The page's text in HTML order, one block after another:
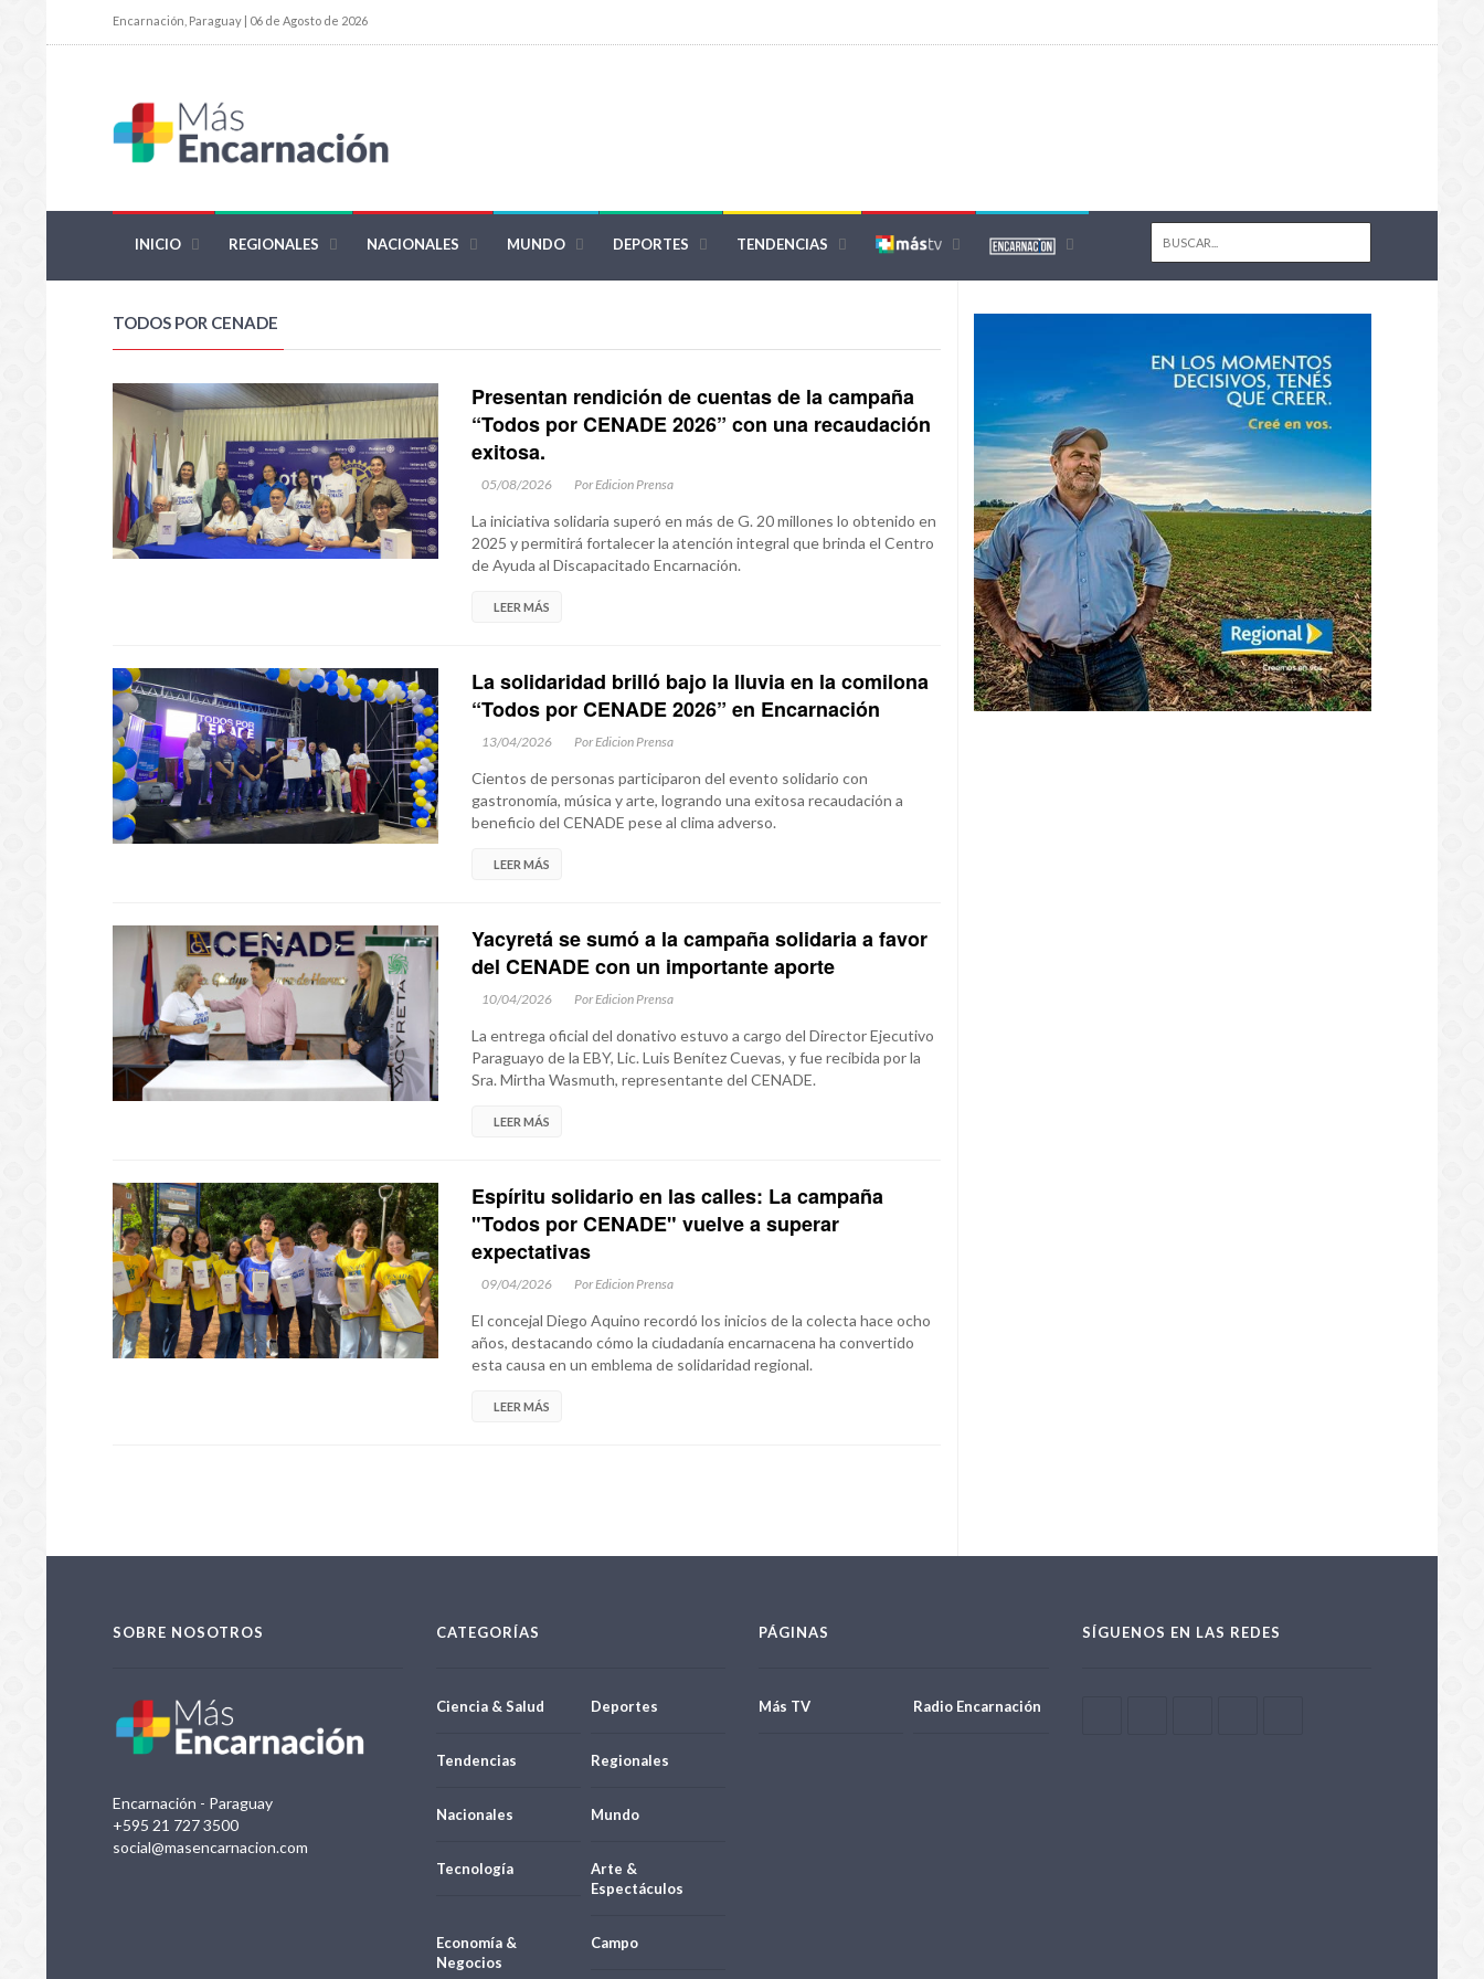
Encarnación, Paraguay | 06 de Agosto de 2026
INICIO REGIONALES NACIONALES MUNDO DEPORTES TENDENCIAS
TODOS POR CENADE
Presentan rendición de cuentas de la campaña
“Todos por CENADE 2026” con una recaudación
exitosa.
05/08/2026 Por Edicion Prensa
La iniciativa solidaria superó en más de G. 20 millones lo obtenido en
2025 y permitirá fortalecer la atención integral que brinda el Centro
de Ayuda al Discapacitado Encarnación.
LEER MÁS
La solidaridad brilló bajo la lluvia en la comilona
“Todos por CENADE 2026” en Encarnación
13/04/2026 Por Edicion Prensa
Cientos de personas participaron del evento solidario con
gastronomía, música y arte, logrando una exitosa recaudación a
beneficio del CENADE pese al clima adverso.
LEER MÁS
Yacyretá se sumó a la campaña solidaria a favor
del CENADE con un importante aporte
10/04/2026 Por Edicion Prensa
La entrega oficial del donativo estuvo a cargo del Director Ejecutivo
Paraguayo de la EBY, Lic. Luis Benítez Cuevas, y fue recibida por la
Sra. Mirtha Wasmuth, representante del CENADE.
LEER MÁS
Espíritu solidario en las calles: La campaña
"Todos por CENADE" vuelve a superar
expectativas
09/04/2026 Por Edicion Prensa
El concejal Diego Aquino recordó los inicios de la colecta hace ocho
años, destacando cómo la ciudadanía encarnacena ha convertido
esta causa en un emblema de solidaridad regional.
LEER MÁS
SOBRE NOSOTROS
Encarnación - Paraguay
+595 21 727 3500
social@masencarnacion.com
CATEGORÍAS
Ciencia & Salud Deportes
Tendencias Regionales
Nacionales Mundo
Tecnología
Arte &
Espectáculos
Economía &
Negocios
Campo
PÁGINAS
Más TV Radio Encarnación
SÍGUENOS EN LAS REDES